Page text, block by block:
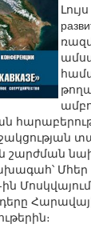
Մհեր